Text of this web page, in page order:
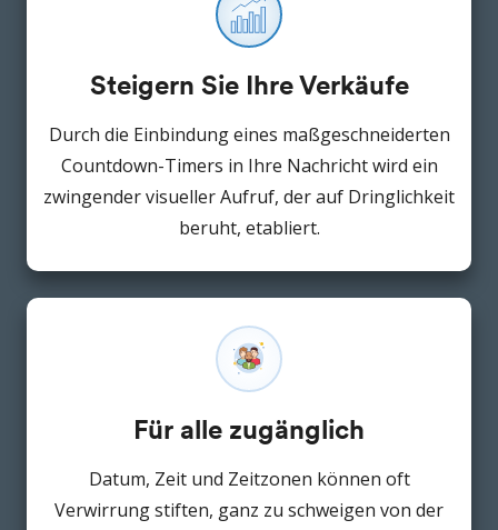
Steigern Sie Ihre Verkäufe
Durch die Einbindung eines maßgeschneiderten
Countdown-Timers in Ihre Nachricht wird ein
zwingender visueller Aufruf, der auf Dringlichkeit
beruht, etabliert.
Für alle zugänglich
Datum, Zeit und Zeitzonen können oft
Verwirrung stiften, ganz zu schweigen von der